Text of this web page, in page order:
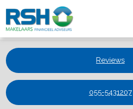
Reviews
055-5431207